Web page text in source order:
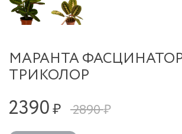
МАРАНТА
ТРИКОЛОР
2390₽ 2890 ₽